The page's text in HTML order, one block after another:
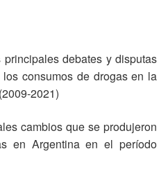
debates y disputas
consumos de drogas en la
2021)
cambios que se produjeron
en Argentina en el período